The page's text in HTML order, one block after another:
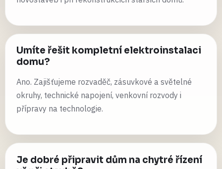
Umíte řešit kompletní elektroinstalaci
domu?
Ano. Zajišťujeme rozvaděč, zásuvkové a světelné
okruhy, technické napojení, venkovní rozvody i
přípravy na technologie.
Je dobré připravit dům na chytré řízení